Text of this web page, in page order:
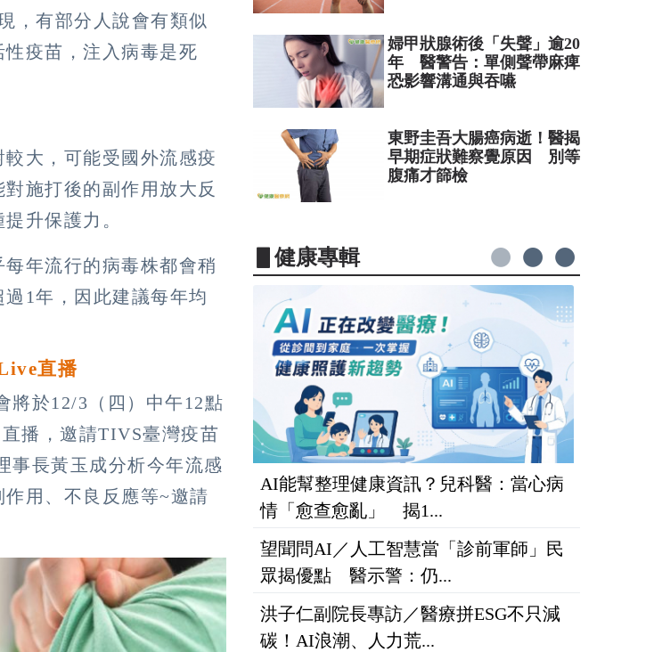
，有部分人說會有類似
疫苗，注入病毒是死
大，可能受國外流感疫
施打後的副作用放大反
升保護力。
年流行的病毒株都會稍
1年，因此建議每年均
直播
將於12/3（四）中午12點
播，邀請TIVS臺灣疫苗
事長黃玉成分析今年流感
用、不良反應等~邀請
婦甲狀腺術後「失聲」逾20
年 醫警告：單側聲帶麻痺
恐影響溝通與吞嚥
東野圭吾大腸癌病逝！醫揭
早期症狀難察覺原因 別等
腹痛才篩檢
▋健康專輯
AI能幫整理健康資訊？兒科醫：當心病
情「愈查愈亂」 揭1...
望聞問AI／人工智慧當「診前軍師」民
眾揭優點 醫示警：仍...
洪子仁副院長專訪／醫療拼ESG不只減
碳！AI浪潮、人力荒...